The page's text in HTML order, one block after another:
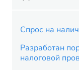
Спрос на
Разработан
налоговой